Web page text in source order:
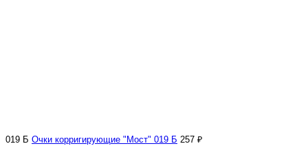
019 Б Очки корригирующие "Мост" 019 Б 257 ₽